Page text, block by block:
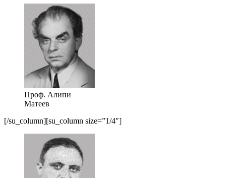
Проф. Алипи
Матеев
[/su_column][su_column size=”1/4″]